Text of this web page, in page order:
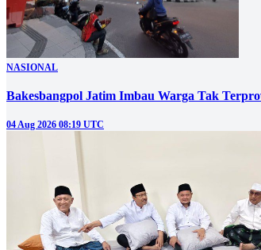
NASIONAL
Bakesbangpol Jatim Imbau Warga Tak
04 Aug 2026 08:19 UTC